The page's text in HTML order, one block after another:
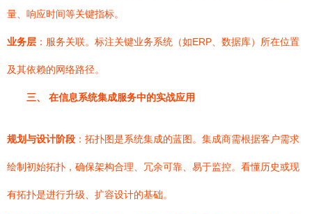
量、响应时间等关键指标。
业务层 ：服务关联。标注关键业务系统（如ERP、数据库）所在位置
及其依赖的网络路径。
三、 在信息系统集成服务中的实战应用
规划与设计阶段 ：拓扑图是系统集成的蓝图。集成商需根据客户需求
绘制初始拓扑，确保架构合理、冗余可靠、易于监控。看懂历史或现
有拓扑是进行升级、扩容设计的基础。